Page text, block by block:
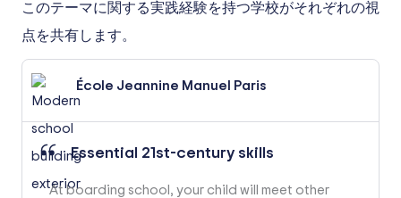
このテーマに関する実践経験を持つ学校がそれぞれの視
点を共有します。
École Jeannine Manuel Paris
Essential 21st-century skills
At boarding school, your child will meet other